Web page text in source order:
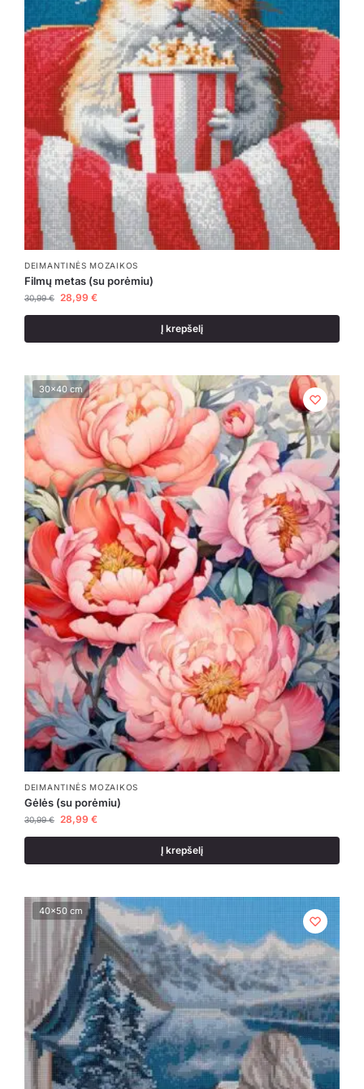
DEIMANTINĖS MOZAIKOS
Filmų metas (su porėmiu)
30,99€ 28,99 €
Į krepšelį
30x40 cm
DEIMANTINĖS MOZAIKOS
Gėlės (su porėmiu)
30,99€ 28,99 €
Į krepšelį
40x50 cm